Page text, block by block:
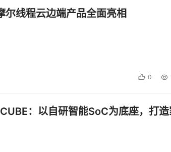
大数据、AI、HPC、基因测序、渲染这些场
，同时可以支持容器化的部署，也可以跟
缓存，来实现不同的性能要求。实际测算过使
尔线程云边端产品全面亮相
0
：以自研智能SoC为底座，打